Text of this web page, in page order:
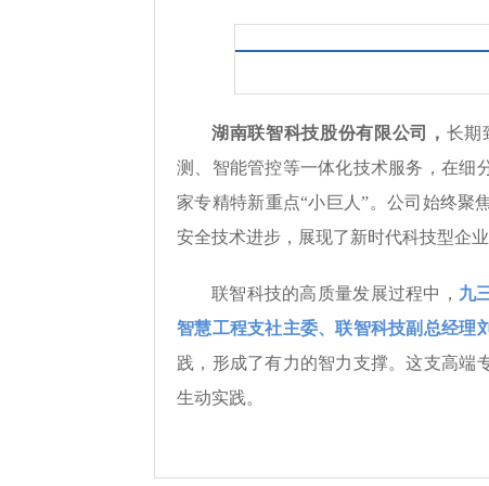
湖南联智科技股份有限公司， 长期
测
、智能管控等一体化技术服务，在
家专精特新重点“小巨人”。公司始终聚
安全技术进步，展现了新时代科技型企业
联智科技的高质量发展过程中， 九
智慧工程支社主委、联智科技副总经理
践，形成了有力的智力支撑。这支高端
生动实践。